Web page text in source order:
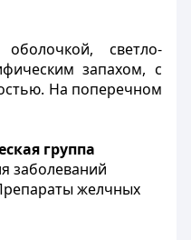
светло-
запахом, с
На поперечном
группа
заболеваний
желчных